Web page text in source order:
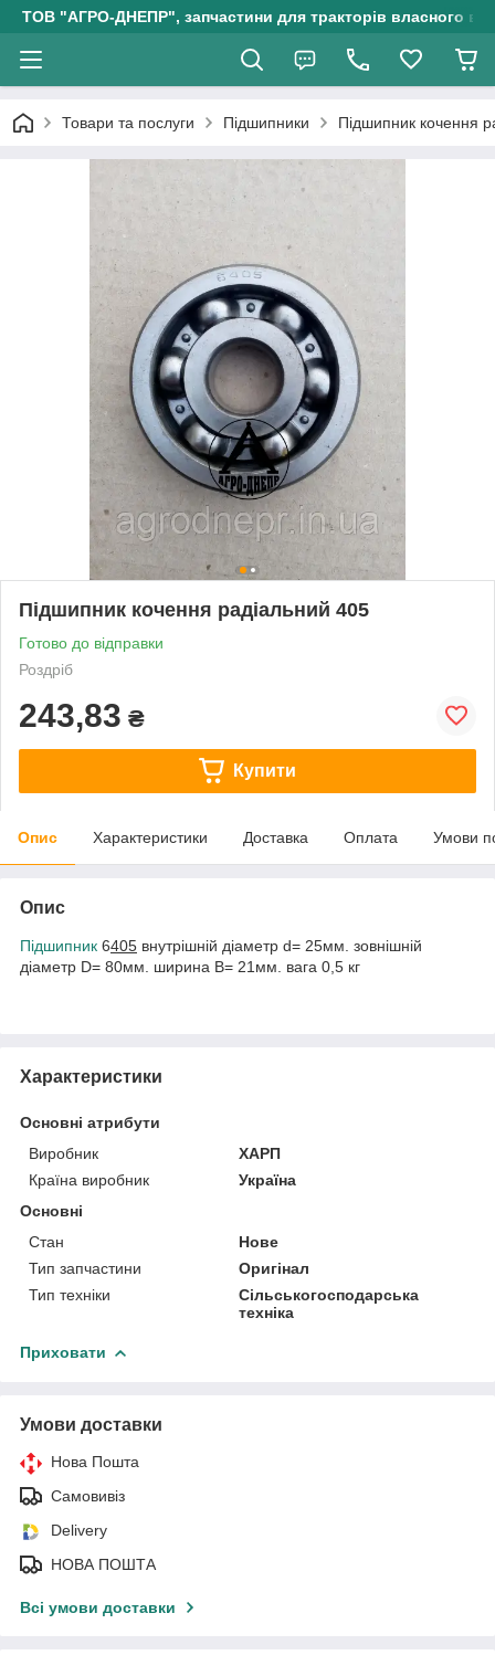
ТОВ "АГРО-ДНЕПР", запчастини для тракторів власного
Товари та послуги Підшипники Підшипник кочення
Підшипник кочення радіальний 405
Готово до відправки
Роздріб
243,83 ₴
Купити
Опис Характеристики Доставка Оплата Умови
Опис
Підшипник 6405 внутрішній діаметр d= 25мм. зовнішній
діаметр D= 80мм. ширина B= 21мм. вага 0,5 кг
Характеристики
Основні атрибути
Виробник
ХАРП
Країна виробник
Україна
Основні
Стан
Нове
Тип запчастини
Оригінал
Тип техніки
Сільськогосподарська
техніка
Приховати
Умови доставки
Нова Пошта
Самовивіз
Delivery
НОВА ПОШТА
Всі умови доставки